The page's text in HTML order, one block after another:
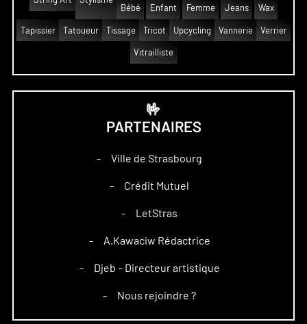
Bébé
Enfant Femme Jeans Wax
Tapissier Tatoueur Tissage Tricot Upcycling Vannerie Verrier
Vitrailliste
🤟
PARTENAIRES
– Ville de Strasbourg
– Crédit Mutuel
– LetStras
– A.Kawaciw Rédactrice
– Djeb – Directeur artistique
– Nous rejoindre ?